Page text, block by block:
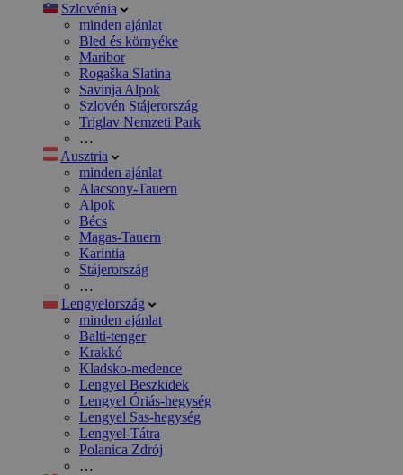
Szlovénia
minden ajánlat
Bled és környéke
Maribor
Rogaška Slatina
Savinja Alpok
Szlovén Stájerország
Triglav Nemzeti Park
…
Ausztria
minden ajánlat
Alacsony-Tauern
Alpok
Bécs
Magas-Tauern
Karintia
Stájerország
…
Lengyelország
minden ajánlat
Balti-tenger
Krakkó
Kladsko-medence
Lengyel Beszkidek
Lengyel Óriás-hegység
Lengyel Sas-hegység
Lengyel-Tátra
Polanica Zdrój
…